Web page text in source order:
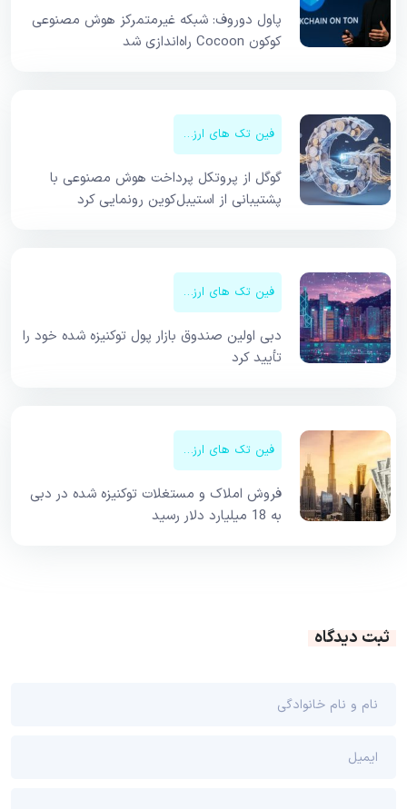
پاول دوروف: شبکه غیرمتمرکز هوش مصنوعی
کوکون Cocoon راه‌اندازی شد
فین تک های ارزهای دیجیتال
گوگل از پروتکل پرداخت هوش مصنوعی با
پشتیبانی از استیبل‌کوین رونمایی کرد
فین تک های ارزهای دیجیتال
دبی اولین صندوق بازار پول توکنیزه شده خود را
تأیید کرد
فین تک های ارزهای دیجیتال
فروش املاک و مستغلات توکنیزه شده در دبی
به 18 میلیارد دلار رسید
ثبت دیدگاه